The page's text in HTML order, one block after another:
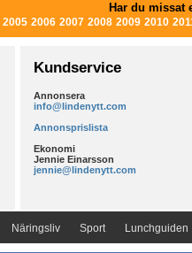
Har du missat
2005 2006 2007 2008 2009 2010
Kundservice
Annonsera
info@lindenytt.com
Annonsprislista
Ekonomi
Jennie Einarsson
jennie@lindenytt.com
Näringsliv Sport Lunchguiden